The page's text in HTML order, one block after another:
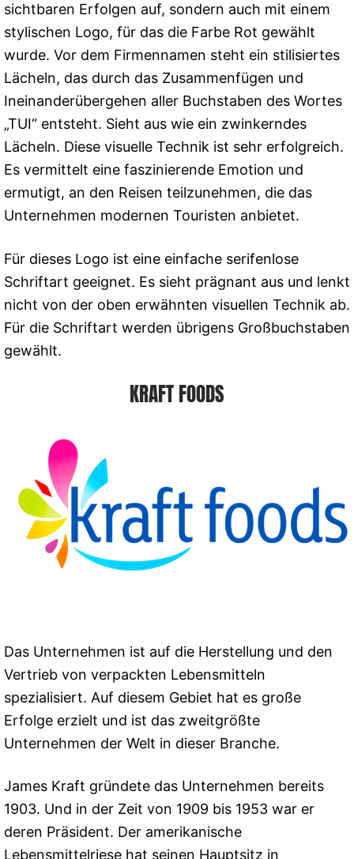
sichtbaren Erfolgen auf, sondern auch mit einem
stylischen Logo, für das die Farbe Rot gewählt
wurde. Vor dem Firmennamen steht ein stilisiertes
Lächeln, das durch das Zusammenfügen und
Ineinanderübergehen aller Buchstaben des Wortes
„TUI“ entsteht. Sieht aus wie ein zwinkerndes
Lächeln. Diese visuelle Technik ist sehr erfolgreich.
Es vermittelt eine faszinierende Emotion und
ermutigt, an den Reisen teilzunehmen, die das
Unternehmen modernen Touristen anbietet.
Für dieses Logo ist eine einfache serifenlose
Schriftart geeignet. Es sieht prägnant aus und lenkt
nicht von der oben erwähnten visuellen Technik ab.
Für die Schriftart werden übrigens Großbuchstaben
gewählt.
KRAFT FOODS
Das Unternehmen ist auf die Herstellung und den
Vertrieb von verpackten Lebensmitteln
spezialisiert. Auf diesem Gebiet hat es große
Erfolge erzielt und ist das zweitgrößte
Unternehmen der Welt in dieser Branche.
James Kraft gründete das Unternehmen bereits
1903. Und in der Zeit von 1909 bis 1953 war er
deren Präsident. Der amerikanische
Lebensmittelriese hat seinen Hauptsitz in